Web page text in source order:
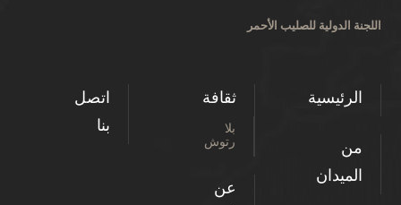
اللجنة الدولية للصليب الأحمر
الرئيسية
من
الميدان
ثقافة
بلا
رتوش
عن
اتصل
بنا